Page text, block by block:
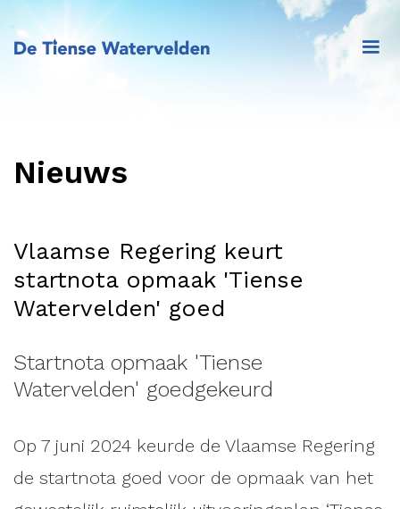
Nieuws
Vlaamse Regering keurt
startnota opmaak 'Tiense
Watervelden' goed
Startnota opmaak 'Tiense
Watervelden' goedgekeurd
Op 7 juni 2024 keurde de Vlaamse Regering
de startnota goed voor de opmaak van het